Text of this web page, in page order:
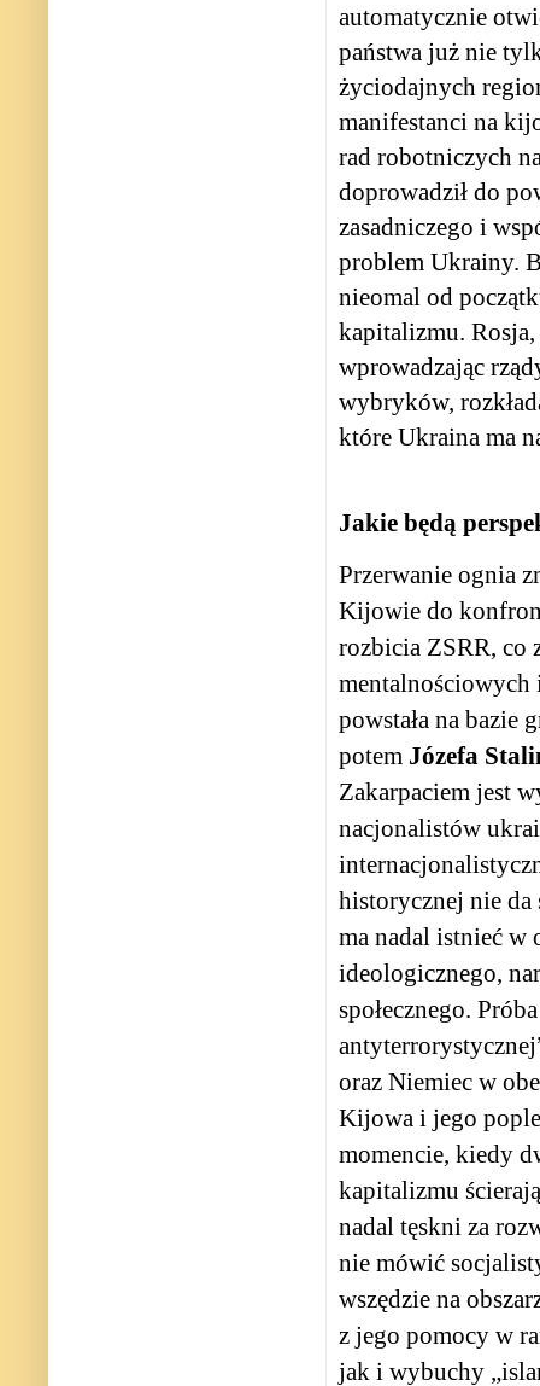
automatycznie
państwa już nie
życiodajnych
manifestanci na
rad robotniczych
doprowadził do
zasadniczego i
problem Ukrainy.
nieomal od
kapitalizmu.
wprowadzając
wybryków,
które Ukraina ma
Jakie będą
Przerwanie ognia
Kijowie do
rozbicia ZSRR, co
powstała na bazie
potem Józefa
Zakarpaciem jest
nacjonalistów
historycznej nie da
ma nadal istnieć w
ideologicznego,
społecznego.
oraz Niemiec w
Kijowa i jego
momencie, kiedy
kapitalizmu
nadal tęskni za
nie mówić
wszędzie na
z jego pomocy w
jak i wybuchy